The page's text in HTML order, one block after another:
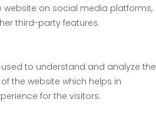
website on social media platforms,
third-party features.
to understand and analyze the
the website which helps in
for the visitors.